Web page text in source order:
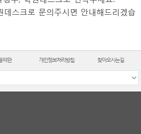
스크로 문의주시면 안내해드리겠습
약관 개인정보처리방침 찾아오시는길